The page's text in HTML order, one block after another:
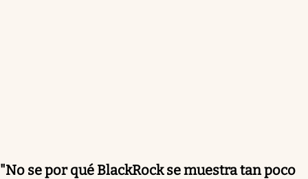
"No se por qué BlackRock se muestra tan poco